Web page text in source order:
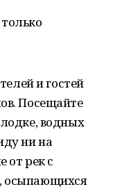
и гостей
Посещайте
водных
ни на
от рек с
осыпающихся